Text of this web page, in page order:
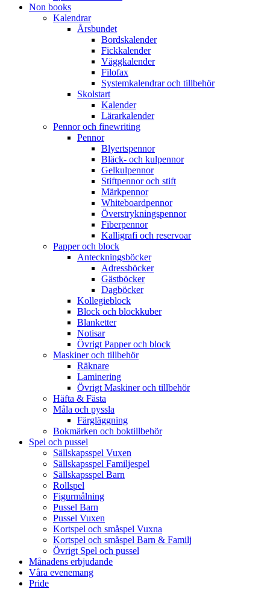
Non books
Kalendrar
Årsbundet
Bordskalender
Fickkalender
Väggkalender
Filofax
Systemkalendrar och tillbehör
Skolstart
Kalender
Lärarkalender
Pennor och finewriting
Pennor
Blyertspennor
Bläck- och kulpennor
Gelkulpennor
Stiftpennor och stift
Märkpennor
Whiteboardpennor
Överstrykningspennor
Fiberpennor
Kalligrafi och reservoar
Papper och block
Anteckningsböcker
Adressböcker
Gästböcker
Dagböcker
Kollegieblock
Block och blockkuber
Blanketter
Notisar
Övrigt Papper och block
Maskiner och tillbehör
Räknare
Laminering
Övrigt Maskiner och tillbehör
Häfta & Fästa
Måla och pyssla
Färgläggning
Bokmärken och boktillbehör
Spel och pussel
Sällskapsspel Vuxen
Sällskapsspel Familjespel
Sällskapsspel Barn
Rollspel
Figurmålning
Pussel Barn
Pussel Vuxen
Kortspel och småspel Vuxna
Kortspel och småspel Barn & Familj
Övrigt Spel och pussel
Månadens erbjudande
Våra evenemang
Pride